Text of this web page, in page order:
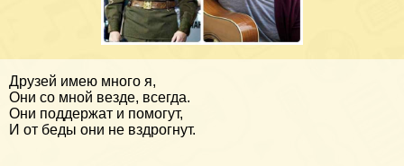
Друзей имею много я,
Они со мной везде, всегда.
Они поддержат и помогут,
И от беды они не вздрогнут.